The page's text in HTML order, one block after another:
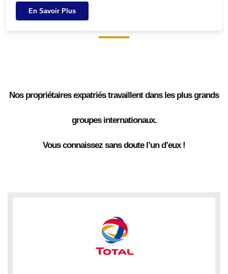
En Savoir Plus
Nos propriétaires expatriés travaillent dans les plus grands
groupes internationaux.
Vous connaissez sans doute l’un d’eux !